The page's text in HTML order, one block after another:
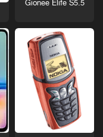
Gionee Elife S5.5